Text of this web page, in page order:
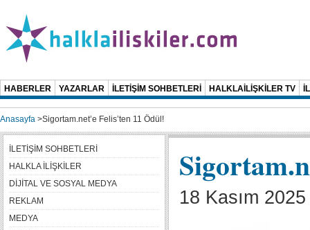
HABERLER YAZARLAR İLETİŞİM SOHBETLERİ HALKLAİLİŞKİLER TV
Anasayfa >Sigortam.net’e Felis’ten 11 Ödül!
18 Kasım
İLETİŞİM SOHBETLERİ
HALKLA İLİŞKİLER
DİJİTAL VE SOSYAL MEDYA
REKLAM
MEDYA